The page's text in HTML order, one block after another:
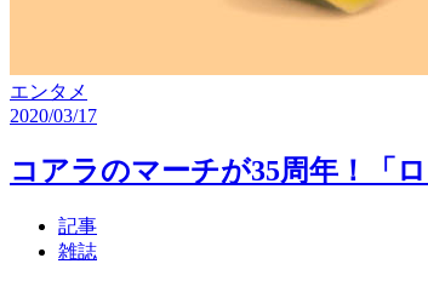
エンタメ
2020/03/17
コアラのマーチが35周年！「
記事
雑誌